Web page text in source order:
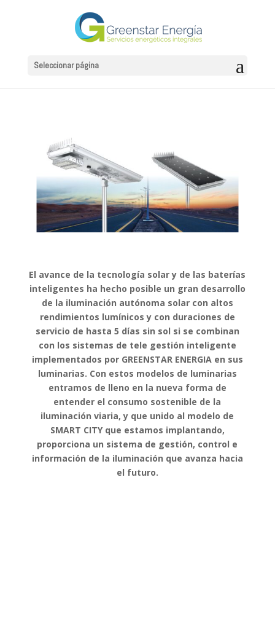
Seleccionar página
El avance de la tecnología solar y de las baterías
inteligentes ha hecho posible un gran desarrollo
de la iluminación autónoma solar con altos
rendimientos lumínicos y con duraciones de
servicio de hasta 5 días sin sol si se combinan
con los sistemas de tele gestión inteligente
implementados por GREENSTAR ENERGIA en sus
luminarias. Con estos modelos de luminarias
entramos de lleno en la nueva forma de
entender el consumo sostenible de la
iluminación viaria, y que unido al modelo de
SMART CITY que estamos implantando,
proporciona un sistema de gestión, control e
información de la iluminación que avanza hacia
el futuro.